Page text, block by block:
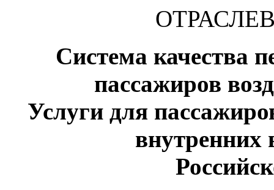
Система качества
пассажиров
Услуги для